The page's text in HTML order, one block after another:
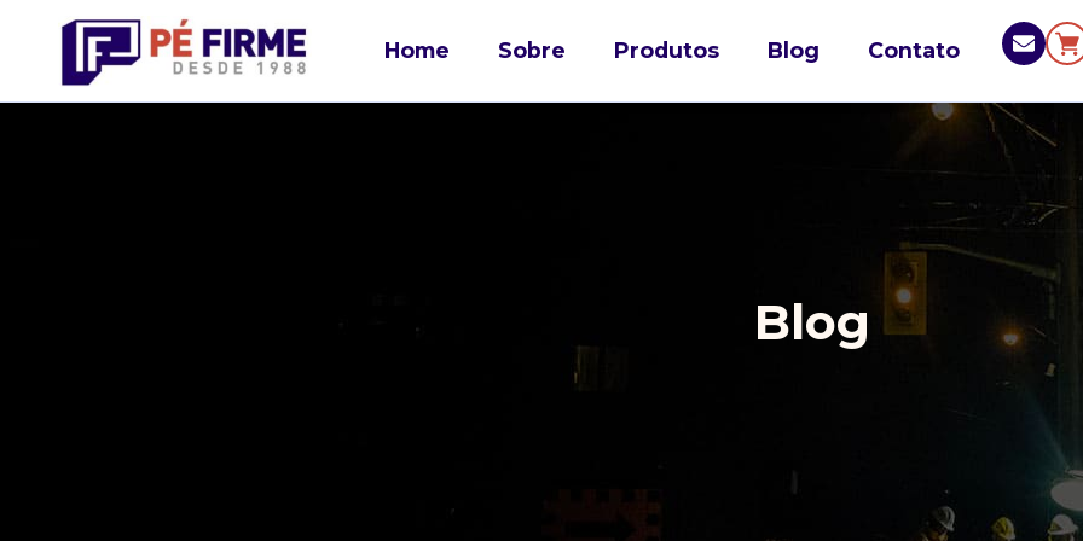
Home Sobre Produtos Blog Contato
Blog